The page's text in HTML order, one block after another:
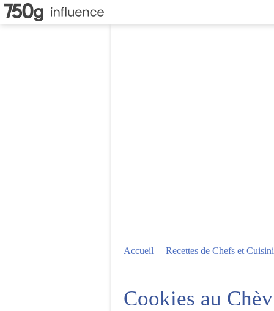
Accueil Recettes de Chefs et
Cookies au